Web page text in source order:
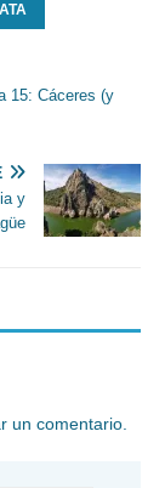
15: Cáceres (y
y
un comentario.